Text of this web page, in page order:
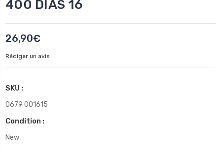
400 DIAS 16
26,90€
Rédiger un avis
SKU :
0679 001615
Condition :
New